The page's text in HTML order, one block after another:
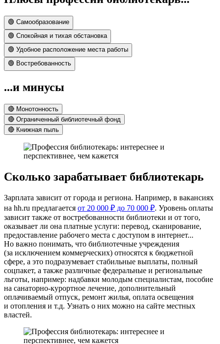
🟢 Самообразование
🟢 Спокойная и тихая обстановка
🟢 Удобное расположение места работы
🟢 Востребованность
...и минусы
🔴 Монотонность
🔴 Ограниченный библиотечный фонд
🔴 Книжная пыль
Сколько зарабатывает библиотекарь
Зарплата зависит от города и региона. Например, в вакансиях
на hh.ru предлагается от 20 000 ₽ до 70 000 ₽. Уровень оплаты
зависит также от востребованности библиотеки и от того,
оказывает ли она платные услуги: перевод, сканирование,
предоставление рабочего места с доступом в интернет...
Но важно понимать, что библиотечные учреждения
(за исключением коммерческих) относятся к бюджетной
сфере, а это подразумевает стабильные выплаты, полный
соцпакет, а также различные федеральные и региональные
льготы, например: надбавки молодым специалистам, пособие
на санаторно-курортное лечение, дополнительный
оплачиваемый отпуск, ремонт жилья, оплата освещения
и отопления и т.д. Узнать о них можно на сайте местных
властей.